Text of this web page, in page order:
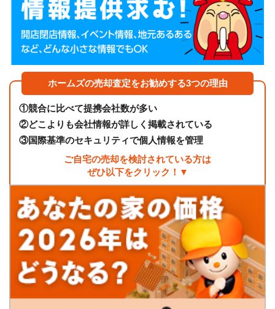
ホームズの売却査定をお勧めする3つの理由
①競合に比べて提携会社数が多い
②どこよりも会社情報が詳しく掲載されている
③国際基準のセキュリティで個人情報を管理
ご自宅の売却を検討されている方は
ぜひ以下をクリック！▼